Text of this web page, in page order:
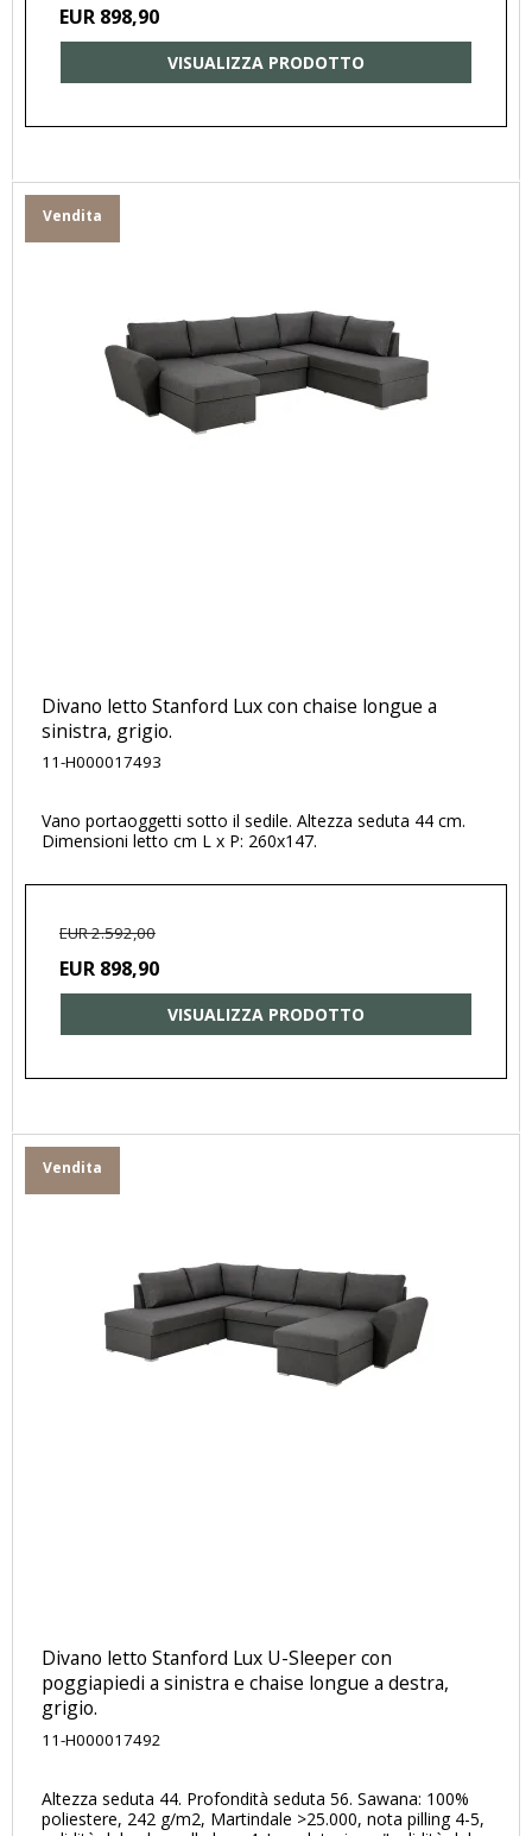
EUR 898,90
VISUALIZZA PRODOTTO
Vendita
Divano letto Stanford Lux ​​con chaise longue a
sinistra, grigio.
11-H000017493
Vano portaoggetti sotto il sedile. Altezza seduta 44 cm.
Dimensioni letto cm L x P: 260x147.
EUR 2.592,00
EUR 898,90
VISUALIZZA PRODOTTO
Vendita
Divano letto Stanford Lux ​​U-Sleeper con
poggiapiedi a sinistra e chaise longue a destra,
grigio.
11-H000017492
Altezza seduta 44. Profondità seduta 56. Sawana: 100%
poliestere, 242 g/m2, Martindale >25.000, nota pilling 4-5,